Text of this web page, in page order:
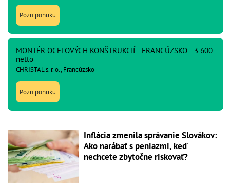
Pozri ponuku
MONTÉR OCEĽOVÝCH KONŠTRUKCIÍ - FRANCÚZSKO - 3 600
netto
CHRISTAL s. r. o., Francúzsko
Pozri ponuku
Inflácia zmenila správanie Slovákov:
Ako narábať s peniazmi, keď
nechcete zbytočne riskovať?